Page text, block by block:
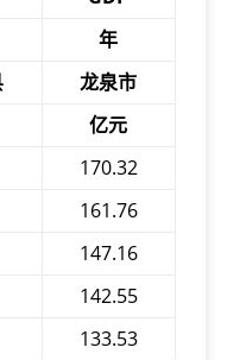
年
龙泉市
亿元
170.32
161.76
147.16
142.55
133.53